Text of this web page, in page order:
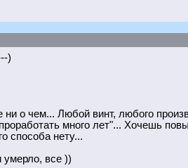
)
ни о чем... Любой винт, любого
много лет"... Хочешь
способа нету...
умерло, все ))